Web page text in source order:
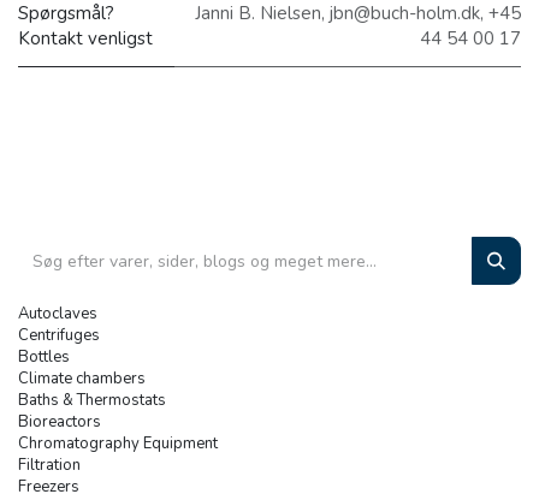
Spørgsmål?
Kontakt venligst
Janni B. Nielsen, jbn@buch-holm.dk, +45
44 54 00 17
Autoclaves
Centrifuges
Bottles
Climate chambers
Baths & Thermostats
Bioreactors
Chromatography Equipment
Filtration
Freezers